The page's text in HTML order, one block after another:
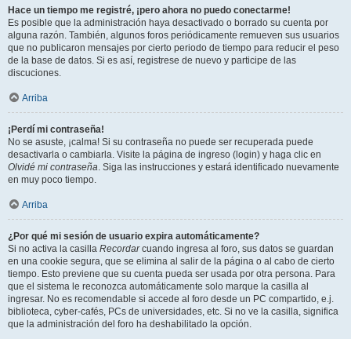
Hace un tiempo me registré, ¡pero ahora no puedo conectarme!
Es posible que la administración haya desactivado o borrado su cuenta por
alguna razón. También, algunos foros periódicamente remueven sus usuarios
que no publicaron mensajes por cierto periodo de tiempo para reducir el peso
de la base de datos. Si es así, registrese de nuevo y participe de las
discuciones.
Arriba
¡Perdí mi contraseña!
No se asuste, ¡calma! Si su contraseña no puede ser recuperada puede
desactivarla o cambiarla. Visite la página de ingreso (login) y haga clic en
Olvidé mi contraseña. Siga las instrucciones y estará identificado nuevamente
en muy poco tiempo.
Arriba
¿Por qué mi sesión de usuario expira automáticamente?
Si no activa la casilla Recordarcuando ingresa al foro, sus datos se guardan
en una cookie segura, que se elimina al salir de la página o al cabo de cierto
tiempo. Esto previene que su cuenta pueda ser usada por otra persona. Para
que el sistema le reconozca automáticamente solo marque la casilla al
ingresar. No es recomendable si accede al foro desde un PC compartido, e.j.
biblioteca, cyber-cafés, PCs de universidades, etc. Si no ve la casilla, significa
que la administración del foro ha deshabilitado la opción.